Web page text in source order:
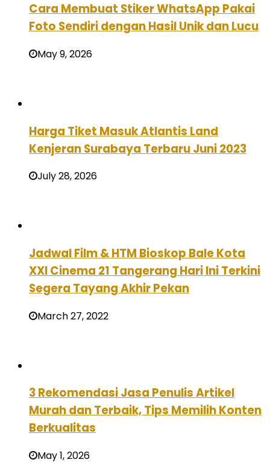
Cara Membuat Stiker WhatsApp Pakai
Foto Sendiri dengan Hasil Unik dan Lucu
May 9, 2026
Harga Tiket Masuk Atlantis Land
Kenjeran Surabaya Terbaru Juni 2023
July 28, 2026
Jadwal Film & HTM Bioskop Bale Kota
XXI Cinema 21 Tangerang Hari Ini Terkini
Segera Tayang Akhir Pekan
March 27, 2022
3 Rekomendasi Jasa Penulis Artikel
Murah dan Terbaik, Tips Memilih Konten
Berkualitas
May 1, 2026